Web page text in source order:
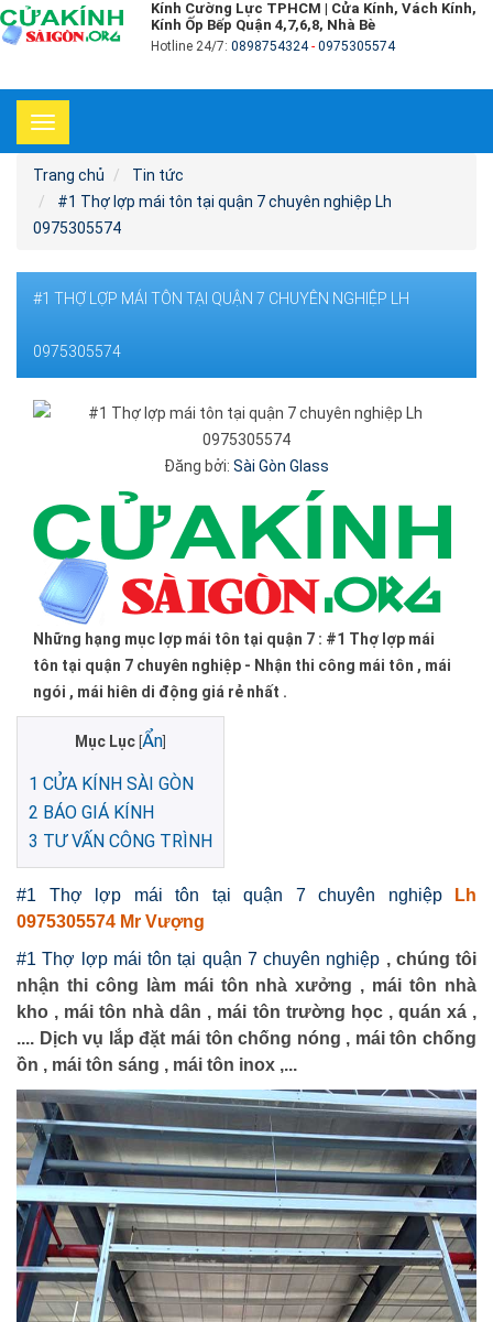
Kính Cường Lực TPHCM | Cửa Kính, Vách Kính,
Kính Ốp Bếp Quận 4,7,6,8, Nhà Bè
Hotline 24/7: 0898754324- 0975305574
Toggle
navigation
Trang chủ
Tin tức
#1 Thợ lợp mái tôn tại quận 7 chuyên nghiệp Lh
0975305574
#1 THỢ LỢP MÁI TÔN TẠI QUẬN 7 CHUYÊN NGHIỆP LH
0975305574
Đăng bởi: Sài Gòn Glass
Những hạng mục lợp mái tôn tại quận 7 : #1 Thợ lợp mái
tôn tại quận 7 chuyên nghiệp - Nhận thi công mái tôn , mái
ngói , mái hiên di động giá rẻ nhất .
Mục Lục Ẩn
1 CỬA KÍNH SÀI GÒN
2 BÁO GIÁ KÍNH
3 TƯ VẤN CÔNG TRÌNH
#1 Thợ lợp mái tôn tại quận 7 chuyên nghiệp
Lh
0975305574 Mr Vượng
#1 Thợ lợp mái tôn tại quận 7 chuyên nghiệp , chúng tôi
nhận thi công làm mái tôn nhà xưởng , mái tôn nhà
kho , mái tôn nhà dân , mái tôn trường học , quán xá ,
.... Dịch vụ lắp đặt mái tôn chống nóng , mái tôn chống
ồn , mái tôn sáng , mái tôn inox ,...